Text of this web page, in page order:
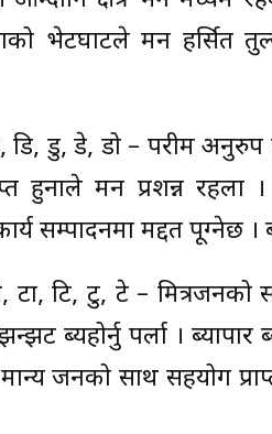
भेटघाटले मन हर्सित
डि, डु, डे, डो – परीश्रम
हुनाले मन प्रशन्न रहला
सम्पादनमा मद्दत पूग्नेछ ।
टा, टि, टु, टे –
ब्यहोर्नु पर्ला ।
जनको साथ सहयोग